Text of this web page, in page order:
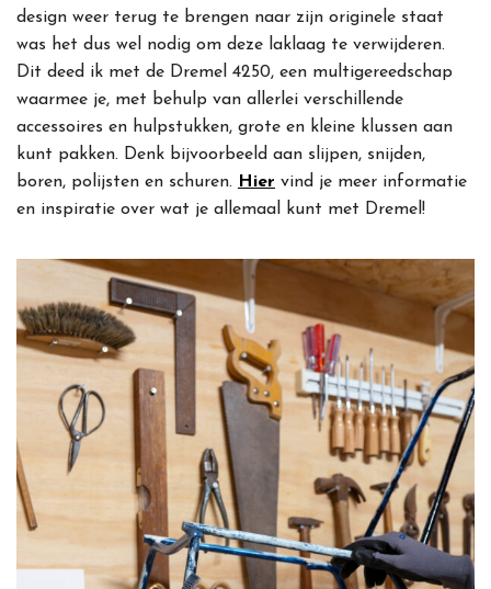
design weer terug te brengen naar zijn originele staat
was het dus wel nodig om deze laklaag te verwijderen.
Dit deed ik met de Dremel 4250, een multigereedschap
waarmee je, met behulp van allerlei verschillende
accessoires en hulpstukken, grote en kleine klussen aan
kunt pakken. Denk bijvoorbeeld aan slijpen, snijden,
boren, polijsten en schuren.
Hier vind je meer informatie
en inspiratie over wat je allemaal kunt met Dremel!